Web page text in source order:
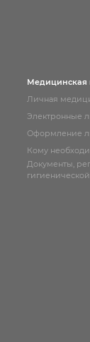
Личная
Электронные
Оформление
Кому
Документы,